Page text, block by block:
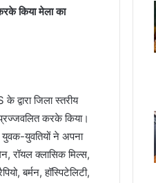
किया मेला का
द्वारा जिला स्तरीय
करके किया।
युवक-युवतियों ने अपना
रॉयल क्लासिक मिल्स,
बर्मन, हॉस्पिटेलिटी,